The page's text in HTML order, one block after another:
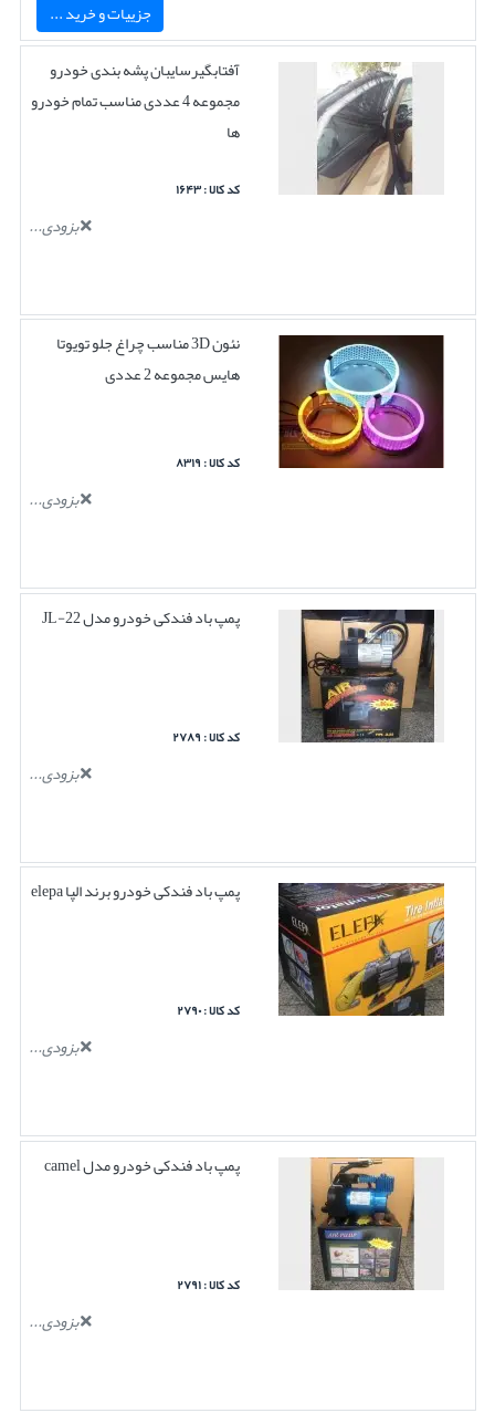
جزییات و خرید ...
آفتابگیرسایبان پشه بندی خودرو
مجموعه 4 عددی مناسب تمام خودرو
ها
کد کالا : ۱۶۴۳
بزودی...
نئون 3D مناسب چراغ جلو تویوتا
هایس مجموعه 2 عددی
کد کالا : ۸۳۱۹
بزودی...
پمپ باد فندکی خودرو مدل JL-22
کد کالا : ۲۷۸۹
بزودی...
پمپ باد فندکی خودرو برند الپا elepa
کد کالا : ۲۷۹۰
بزودی...
پمپ باد فندکی خودرو مدل camel
کد کالا : ۲۷۹۱
بزودی...